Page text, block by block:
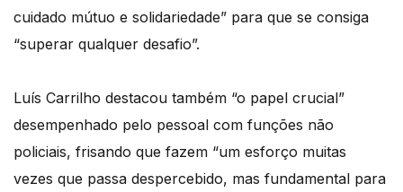
cuidado mútuo e solidariedade” para que se consiga
“superar qualquer desafio”.
Luís Carrilho destacou também “o papel crucial”
desempenhado pelo pessoal com funções não
policiais, frisando que fazem “um esforço muitas
vezes que passa despercebido, mas fundamental para